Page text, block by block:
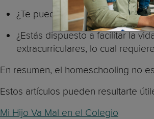
¿Te puedes permitir /estás
¿Estás dispuesto a facilitar la
extracurriculares, lo cual
En resumen, el homeschooling no
Estos artículos pueden resultarte
Mi Hijo Va Mal en el Colegio